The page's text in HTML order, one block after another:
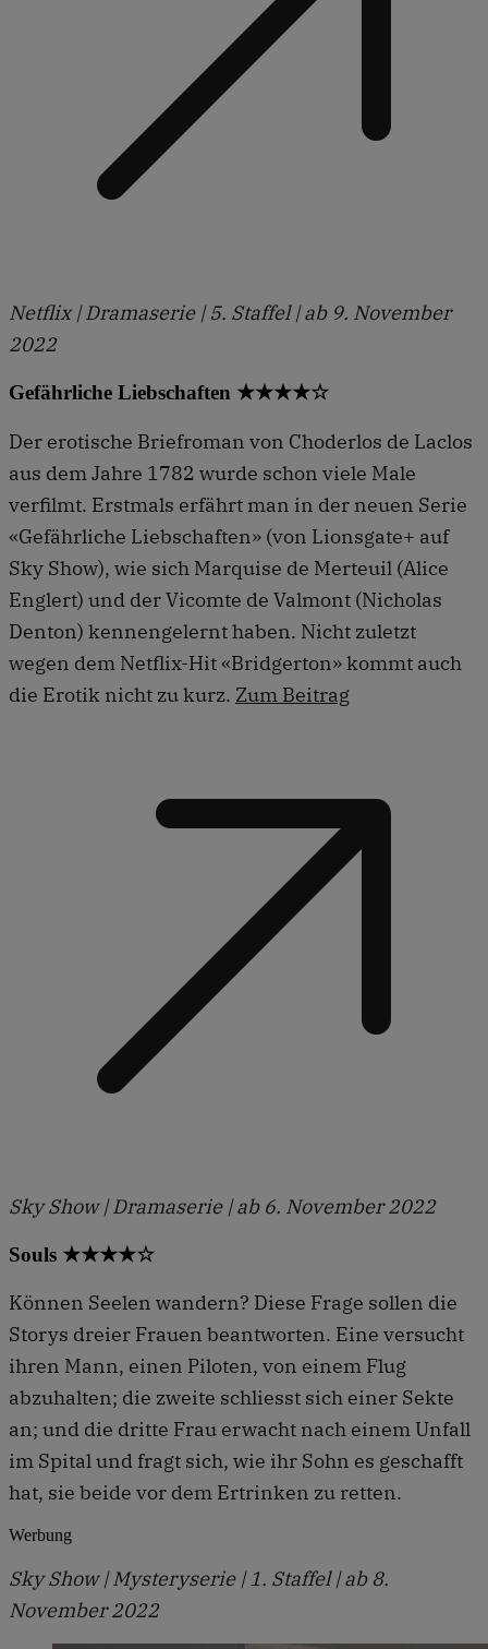
Netflix | Dramaserie | 5. Staffel | ab 9. November
2022
Gefährliche Liebschaften ★★★★☆
Der erotische Briefroman von Choderlos de Laclos
aus dem Jahre 1782 wurde schon viele Male
verfilmt. Erstmals erfährt man in der neuen Serie
«Gefährliche Liebschaften» (von Lionsgate+ auf
Sky Show), wie sich Marquise de Merteuil (Alice
Englert) und der Vicomte de Valmont (Nicholas
Denton) kennengelernt haben. Nicht zuletzt
wegen dem Netflix-Hit «Bridgerton» kommt auch
die Erotik nicht zu kurz. Zum Beitrag
Sky Show | Dramaserie | ab 6. November 2022
Souls ★★★★☆
Können Seelen wandern? Diese Frage sollen die
Storys dreier Frauen beantworten. Eine versucht
ihren Mann, einen Piloten, von einem Flug
abzuhalten; die zweite schliesst sich einer Sekte
an; und die dritte Frau erwacht nach einem Unfall
im Spital und fragt sich, wie ihr Sohn es geschafft
hat, sie beide vor dem Ertrinken zu retten.
Werbung
Sky Show | Mysteryserie | 1. Staffel | ab 8.
November 2022